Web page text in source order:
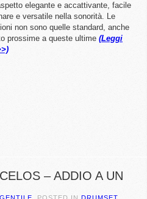
elegante e accattivante, facile
e versatile nella sonorità. Le
non sono quelle standard, anche
prossime a queste ultime (Leggi
– ADDIO A UN